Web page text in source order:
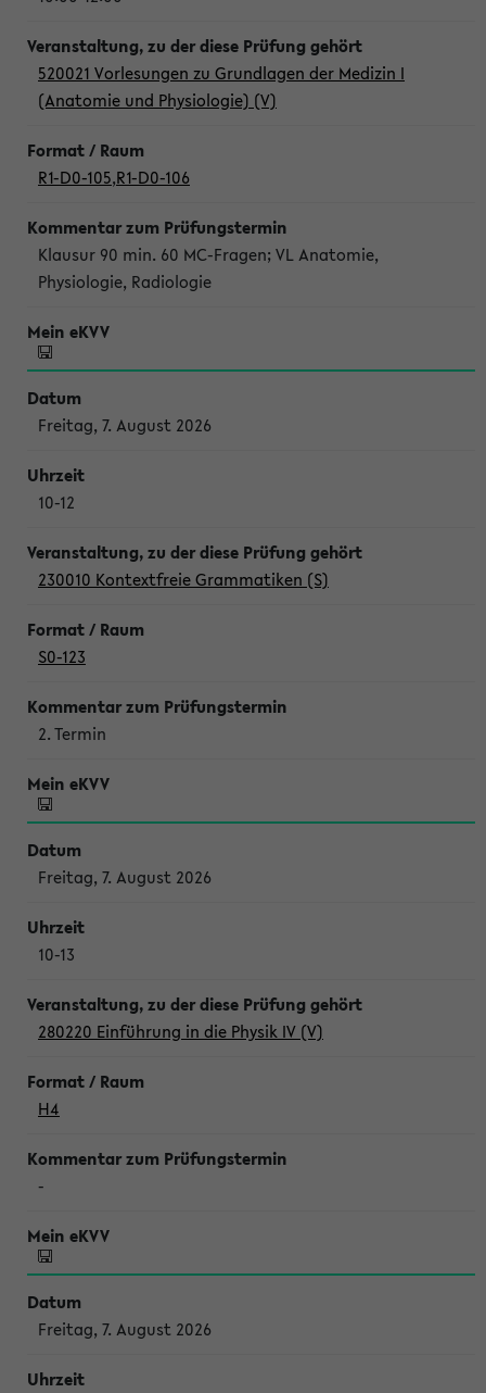
520021 Vorlesungen zu Grundlagen der Medizin I
(Anatomie und Physiologie) (V)
R1-D0-105,R1-D0-106
Klausur 90 min. 60 MC-Fragen; VL Anatomie,
Physiologie, Radiologie
Freitag, 7. August 2026
10-12
230010 Kontextfreie Grammatiken (S)
S0-123
2. Termin
Freitag, 7. August 2026
10-13
280220 Einführung in die Physik IV (V)
H4
-
Freitag, 7. August 2026